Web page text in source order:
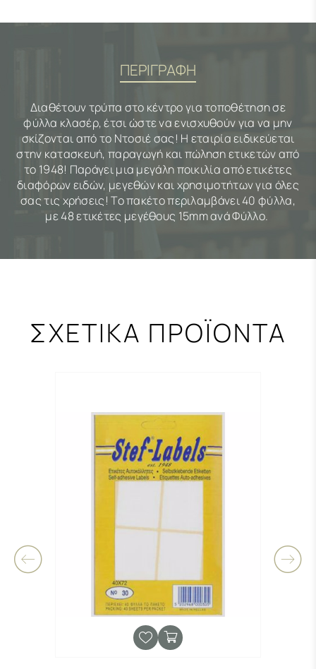
ΠΕΡΙΓΡΑΦΗ
Διαθέτουν τρύπα στο κέντρο για τοποθέτηση σε
φύλλα κλασέρ, έτσι ώστε να ενισχυθούν για να μην
σκίζονται από το Ντοσιέ σας! Η εταιρία ειδικεύεται
στην κατασκευή, παραγωγή και πώληση ετικετών από
το 1948! Παράγει μια μεγάλη ποικιλία από ετικέτες
διαφόρων ειδών, μεγεθών και χρησιμοτήτων για όλες
σας τις χρήσεις! Το πακέτο περιλαμβάνει 40 φύλλα,
με 48 ετικέτες μεγέθους 15mm ανά Φύλλο.
ΣΧΕΤΙΚΑ ΠΡΟΪΟΝΤΑ